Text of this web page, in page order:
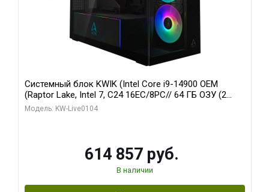
Системный блок KWIK (Intel Core i9-14900 OEM
(Raptor Lake, Intel 7, C24 16EC/8PC// 64 ГБ ОЗУ (2
модуля)/ Afox RTX4090 24GB GDDR6X 384-Bit 3xDP
Модель: KW-Live0104
614 857 руб.
В наличии